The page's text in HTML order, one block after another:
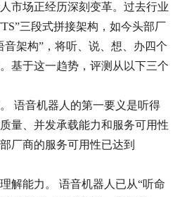
市场正经历深刻变革。过去行业
三段式拼接架构，如今头部厂
音架构”，将听、说、想、办四个
基于这一趋势，评测从以下三个
语音机器人的第一要义是听得
量、并发承载能力和服务可用性
厂商的服务可用性已达到
解能力。 语音机器人已从“听命